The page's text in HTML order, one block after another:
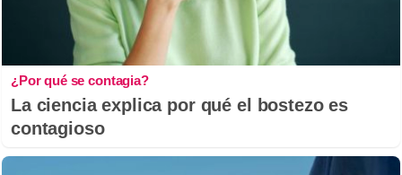
¿Por qué se contagia?
La ciencia explica por qué el bostezo es
contagioso